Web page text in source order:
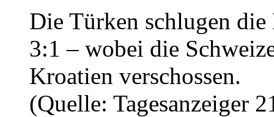
Die Türken schlugen die
3:1 – wobei die
Kroatien verschossen.
(Quelle: Tagesanzeiger